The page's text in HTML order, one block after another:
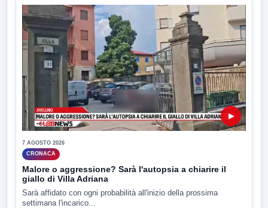
▶
7 AGOSTO 2026
CRONACA
Malore o aggressione? Sarà l'autopsia a chiarire il
giallo di Villa Adriana
Sarà affidato con ogni probabilità all'inizio della prossima
settimana l'incarico...